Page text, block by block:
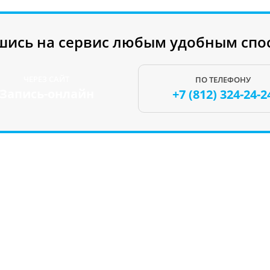
на сервис любым удобным
ПО ТЕЛЕФОНУ
+7 (812) 324-24-